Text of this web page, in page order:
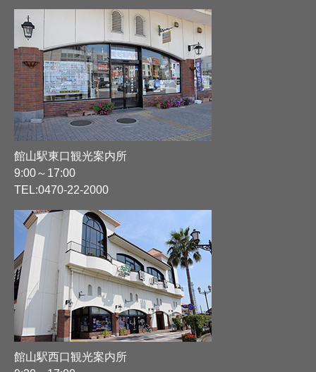
館山駅東口観光案内所
9:00～17:00
TEL:0470-22-2000
館山駅西口観光案内所